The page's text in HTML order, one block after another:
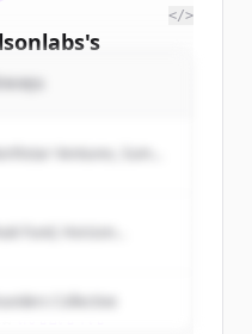
's
.
trial credits to
</>
กลงทุน
Ventures, Summit
Fund, Horizon
Collective